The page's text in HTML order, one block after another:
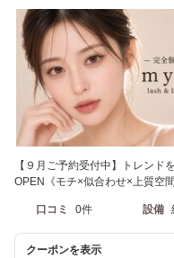
【９月ご予約受付中】トレンド
OPEN《モチ×似合わせ×上質空間
口コミ 0件 設備
クーポンを表示